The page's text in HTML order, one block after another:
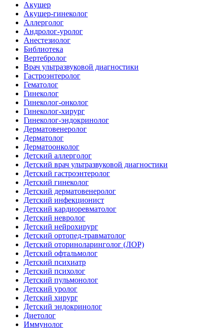
Акушер
Акушер-гинеколог
Аллерголог
Андролог-уролог
Анестезиолог
Библиотека
Вертебролог
Врач ультразвуковой диагностики
Гастроэнтеролог
Гематолог
Гинеколог
Гинеколог-онколог
Гинеколог-хирург
Гинеколог-эндокринолог
Дерматовенеролог
Дерматолог
Дерматоонколог
Детский аллерголог
Детский врач ультразвуковой диагностики
Детский гастроэнтеролог
Детский гинеколог
Детский дерматовенеролог
Детский инфекционист
Детский кардиоревматолог
Детский невролог
Детский нейрохирург
Детский ортопед-травматолог
Детский оториноларинголог (ЛОР)
Детский офтальмолог
Детский психиатр
Детский психолог
Детский пульмонолог
Детский уролог
Детский хирург
Детский эндокринолог
Диетолог
Иммунолог